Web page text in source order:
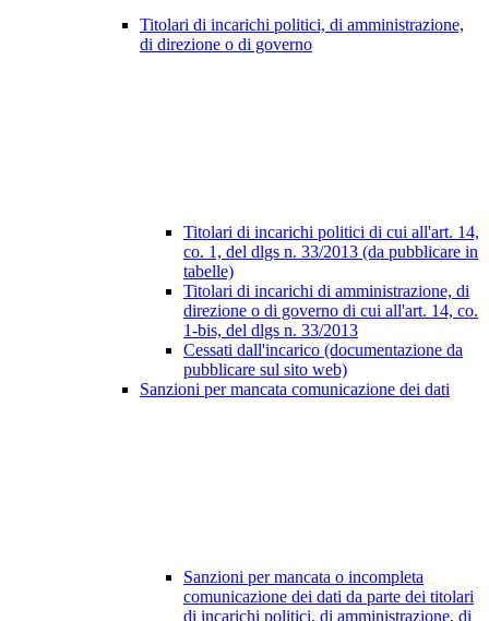
Titolari di incarichi politici, di amministrazione,
di direzione o di governo
Titolari di incarichi politici di cui all'art. 14,
co. 1, del dlgs n. 33/2013 (da pubblicare in
tabelle)
Titolari di incarichi di amministrazione, di
direzione o di governo di cui all'art. 14, co.
1-bis, del dlgs n. 33/2013
Cessati dall'incarico (documentazione da
pubblicare sul sito web)
Sanzioni per mancata comunicazione dei dati
Sanzioni per mancata o incompleta
comunicazione dei dati da parte dei titolari
di incarichi politici, di amministrazione, di